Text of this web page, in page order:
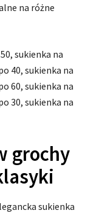
na różne
sukienka na
40, sukienka na
60, sukienka na
30, sukienka na
grochy
sukienka